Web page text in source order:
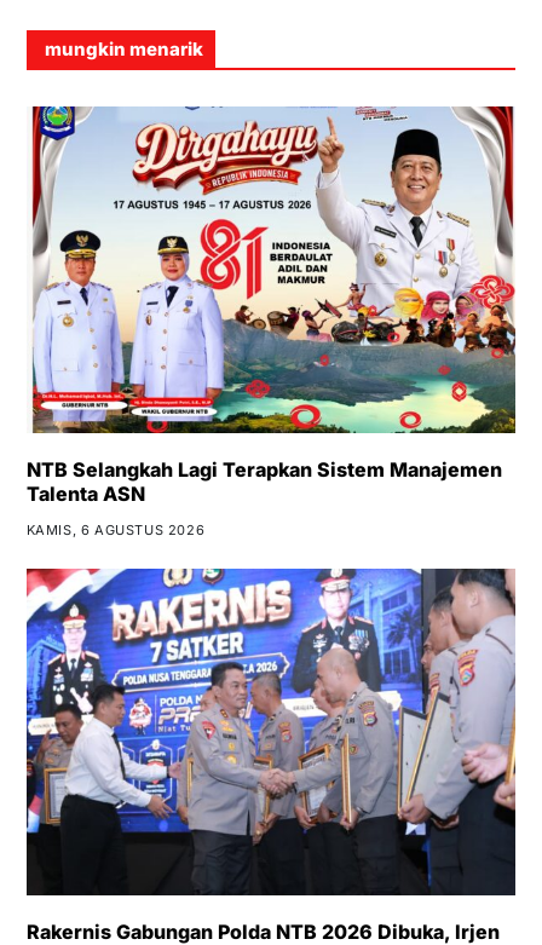
mungkin menarik
NTB Selangkah Lagi Terapkan Sistem Manajemen
Talenta ASN
KAMIS, 6 AGUSTUS 2026
Rakernis Gabungan Polda NTB 2026 Dibuka, Irjen